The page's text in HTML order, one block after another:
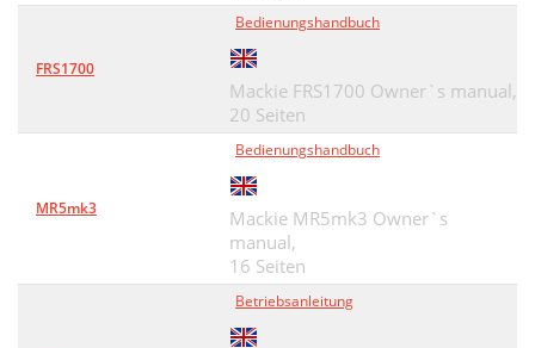
FRS1700
Bedienungshandbuch
Mackie FRS1700 Owner`s manual,
20 Seiten
MR5mk3
Bedienungshandbuch
Mackie MR5mk3 Owner`s
manual,
16 Seiten
Betriebsanleitung